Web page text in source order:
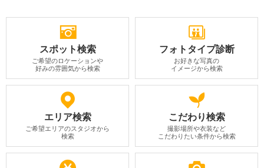
スポット検索
ご希望のロケーションや
好みの雰囲気から検索
フォトタイプ診断
お好きな写真の
イメージから検索
エリア検索
ご希望エリアのスタジオから
検索
こだわり検索
撮影場所や衣装など
こだわりたい条件から検索